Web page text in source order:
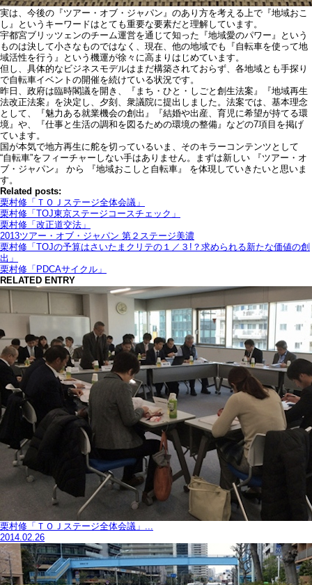
実は、今後の『ツアー・オブ・ジャパン』のあり方を考える上で『地域おこ
し』というキーワードはとても重要な要素だと理解しています。
宇都宮ブリッツェンのチーム運営を通じて知った『地域愛のパワー』という
ものは決して小さなものではなく、現在、他の地域でも『自転車を使って地
域活性を行う』という機運が徐々に高まりはじめています。
但し、具体的なビジネスモデルはまだ構築されておらず、各地域とも手探り
で自転車イベントの開催を続けている状況です。
昨日、政府は臨時閣議を開き、『まち・ひと・しごと創生法案』『地域再生
法改正法案』を決定し、夕刻、衆議院に提出しました。法案では、基本理念
として、『魅力ある就業機会の創出』『結婚や出産、育児に希望が持てる環
境』や、『仕事と生活の調和を図るための環境の整備』などの7項目を掲げ
ています。
国が本気で地方再生に舵を切っているいま、そのキラーコンテンツとして
“自転車”をフィーチャーしない手はありません。まずは新しい 『ツアー・オ
ブ・ジャパン』 から 『地域おこしと自転車』 を体現していきたいと思いま
す。
Related posts:
栗村修「ＴＯＪステージ全体会議」
栗村修「TOJ東京ステージコースチェック」
栗村修「改正道交法」
2013ツアー・オブ・ジャパン 第２ステージ美濃
栗村修「TOJの予算はさいたまクリテの１／３!？求められる新たな価値の創
出」
栗村修「PDCAサイクル」
RELATED ENTRY
栗村修「ＴＯＪステージ全体会議」...
2014.02.26